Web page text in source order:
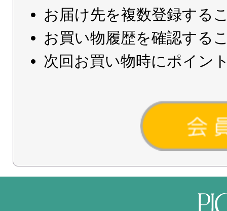
お届け先を複数登録する
お買い物履歴を確認する
次回お買い物時にポイン